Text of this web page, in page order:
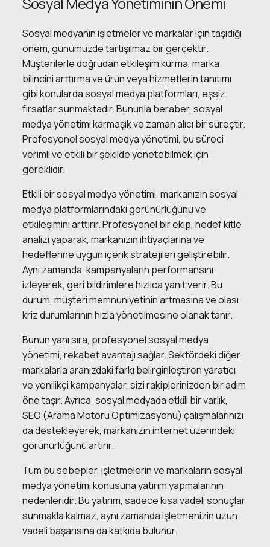
Sosyal medyanın işletmeler ve markalar için taşıdığı
önem, günümüzde tartışılmaz bir gerçektir.
Müşterilerle doğrudan etkileşim kurma, marka
bilincini arttırma ve ürün veya hizmetlerin tanıtımı
gibi konularda sosyal medya platformları, eşsiz
fırsatlar sunmaktadır. Bununla beraber, sosyal
medya yönetimi karmaşık ve zaman alıcı bir süreçtir.
Profesyonel sosyal medya yönetimi, bu süreci
verimli ve etkili bir şekilde yönetebilmek için
gereklidir.
Etkili bir sosyal medya yönetimi, markanızın sosyal
medya platformlarındaki görünürlüğünü ve
etkileşimini arttırır. Profesyonel bir ekip, hedef kitle
analizi yaparak, markanızın ihtiyaçlarına ve
hedeflerine uygun içerik stratejileri geliştirebilir.
Aynı zamanda, kampanyaların performansını
izleyerek, geri bildirimlere hızlıca yanıt verir. Bu
durum, müşteri memnuniyetinin artmasına ve olası
kriz durumlarının hızla yönetilmesine olanak tanır.
Bunun yanı sıra, profesyonel sosyal medya
yönetimi, rekabet avantajı sağlar. Sektördeki diğer
markalarla aranızdaki farkı belirginleştiren yaratıcı
ve yenilikçi kampanyalar, sizi rakiplerinizden bir adım
öne taşır. Ayrıca, sosyal medyada etkili bir varlık,
SEO (Arama Motoru Optimizasyonu) çalışmalarınızı
da destekleyerek, markanızın internet üzerindeki
görünürlüğünü artırır.
Tüm bu sebepler, işletmelerin ve markaların sosyal
medya yönetimi konusuna yatırım yapmalarının
nedenleridir. Bu yatırım, sadece kısa vadeli sonuçlar
sunmakla kalmaz, aynı zamanda işletmenizin uzun
vadeli başarısına da katkıda bulunur.